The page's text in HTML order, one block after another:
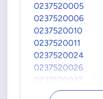
0237520005
0237520006
0237520010
0237520011
0237520024
0237520026
0237520032
0237520033